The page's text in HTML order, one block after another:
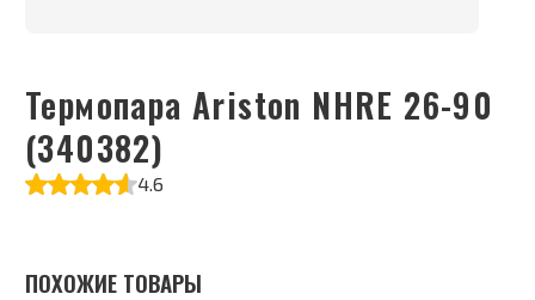
Термопара Ariston NHRE 26-90
(340382)
4.6
ПОХОЖИЕ ТОВАРЫ